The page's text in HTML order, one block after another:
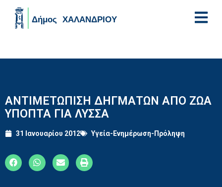
ΑΝΤΙΜΕΤΩΠΙΣΗ ΔΗΓΜΑΤΩΝ ΑΠΟ ΖΩΑ
ΥΠΟΠΤΑ ΓΙΑ ΛΥΣΣΑ
31 Ιανουαρίου 2012 Υγεία-Ενημέρωση-Πρόληψη